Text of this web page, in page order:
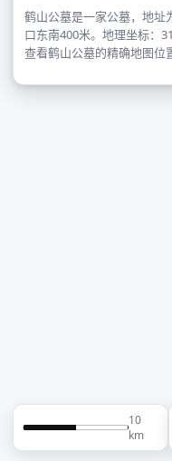
鹤山公墓是一家公墓，地址
口东南400米。地理坐标：
查看鹤山公墓的精确地图位
10
km